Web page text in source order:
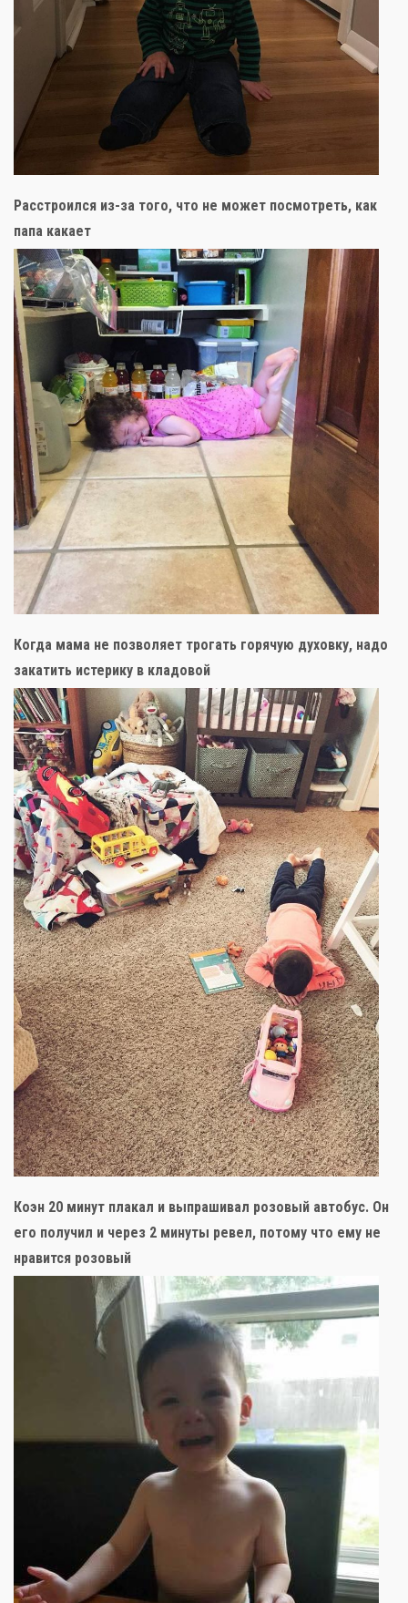
Расстроился из-за того, что не может посмотреть, как
папа какает
Когда мама не позволяет трогать горячую духовку, надо
закатить истерику в кладовой
Коэн 20 минут плакал и выпрашивал розовый автобус. Он
его получил и через 2 минуты ревел, потому что ему не
нравится розовый